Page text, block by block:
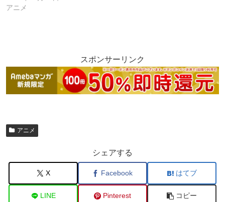
アニメ
スポンサーリンク
アニメ
シェアする
X Facebook はてブ
LINE Pinterest コピー